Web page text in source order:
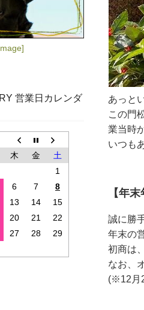
あっと
この門
業当時
いつも
【年
誠に勝
年末の
初商は
なお、
(※12月
営業日カレンダ
木 金
土
1
6 7
8
13 14
15
20 21
22
27 28
29